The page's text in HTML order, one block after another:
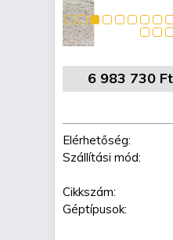
6 983 730 Ft
Elérhetőség:
Szállítási mód:
Cikkszám:
Géptípusok: